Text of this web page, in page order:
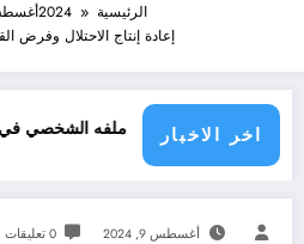
الرئيسية 2024
إعادة إنتاج الاحتلال وفرض
اخر الاخبار
فيسبوك دون طلب صداقة .. الاطلاع على محتوى صفحة شخص اغلق ملفه
أغسطس 9, 2024 0 تعليقات